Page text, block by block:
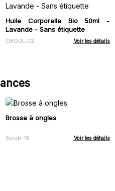
Huile Corporelle Bio 50ml -
Lavande - Sans étiquette
OBOUL-02 Voir les détails
Brosse à ongles
Scrub-16 Voir les détails